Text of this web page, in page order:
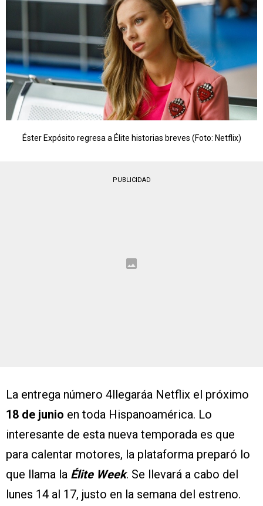
Éster Expósito regresa a Élite historias breves (Foto: Netflix)
PUBLICIDAD
La entrega número 4llegaráa Netflix el próximo
18 de junio en toda Hispanoamérica. Lo
interesante de esta nueva temporada es que
para calentar motores, la plataforma preparó lo
que llama la Élite Week. Se llevará a cabo del
lunes 14 al 17, justo en la semana del estreno.